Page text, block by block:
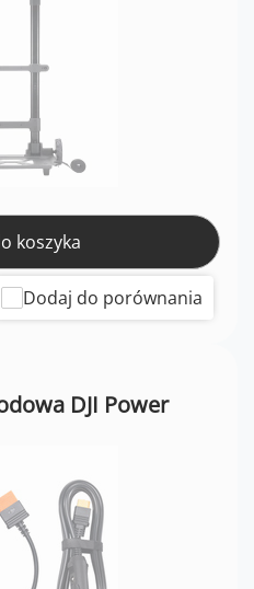
koszyka
Dodaj do porównania
DJI Power